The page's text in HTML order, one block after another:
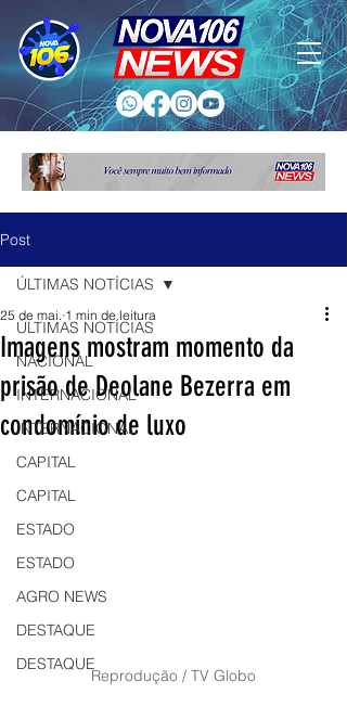
Post
ÚLTIMAS NOTÍCIAS
NACIONAL
INTERNACIONAL
INTERNACIONAL
CAPITAL
CAPITAL
ESTADO
ESTADO
AGRO NEWS
DESTAQUE
DESTAQUE
ÚLTIMAS NOTÍCIAS
Imagens mostram momento da
prisão de Deolane Bezerra em
condomínio de luxo
25 de mai. 1 min de leitura
Reprodução / TV Globo